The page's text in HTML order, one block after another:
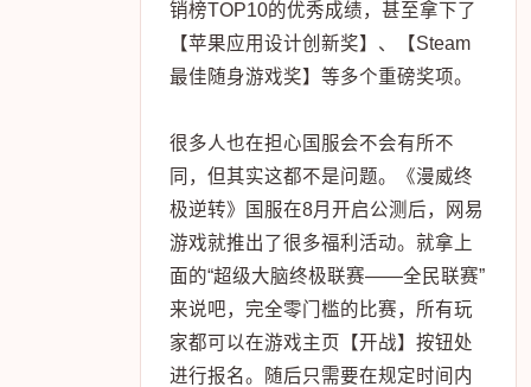
销榜TOP10的优秀成绩，甚至拿下了
【苹果应用设计创新奖】、【Steam
最佳随身游戏奖】等多个重磅奖项。
很多人也在担心国服会不会有所不
同，但其实这都不是问题。《漫威终
极逆转》国服在8月开启公测后，网易
游戏就推出了很多福利活动。就拿上
面的“超级大脑终极联赛——全民联赛”
来说吧，完全零门槛的比赛，所有玩
家都可以在游戏主页【开战】按钮处
进行报名。随后只需要在规定时间内